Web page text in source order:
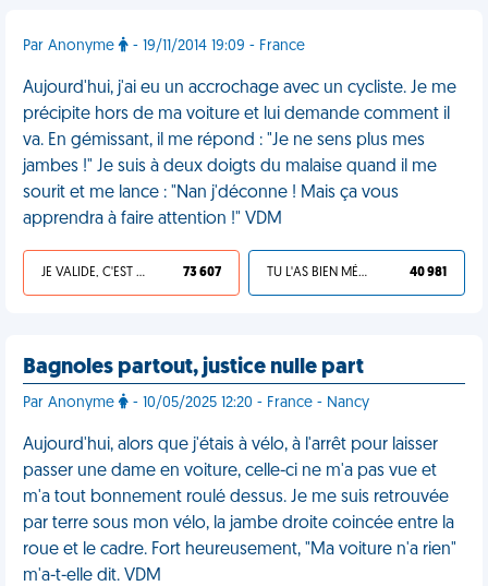
Par Anonyme - 19/11/2014 19:09 - France
Aujourd'hui, j'ai eu un accrochage avec un cycliste. Je me
précipite hors de ma voiture et lui demande comment il
va. En gémissant, il me répond : "Je ne sens plus mes
jambes !" Je suis à deux doigts du malaise quand il me
sourit et me lance : "Nan j'déconne ! Mais ça vous
apprendra à faire attention !" VDM
JE VALIDE, C'EST UNE VDM 73 607 TU L'AS BIEN MÉRITÉ 40 981
Bagnoles partout, justice nulle part
Par Anonyme - 10/05/2025 12:20 - France - Nancy
Aujourd'hui, alors que j'étais à vélo, à l'arrêt pour laisser
passer une dame en voiture, celle-ci ne m'a pas vue et
m'a tout bonnement roulé dessus. Je me suis retrouvée
par terre sous mon vélo, la jambe droite coincée entre la
roue et le cadre. Fort heureusement, "Ma voiture n'a rien"
m'a-t-elle dit. VDM